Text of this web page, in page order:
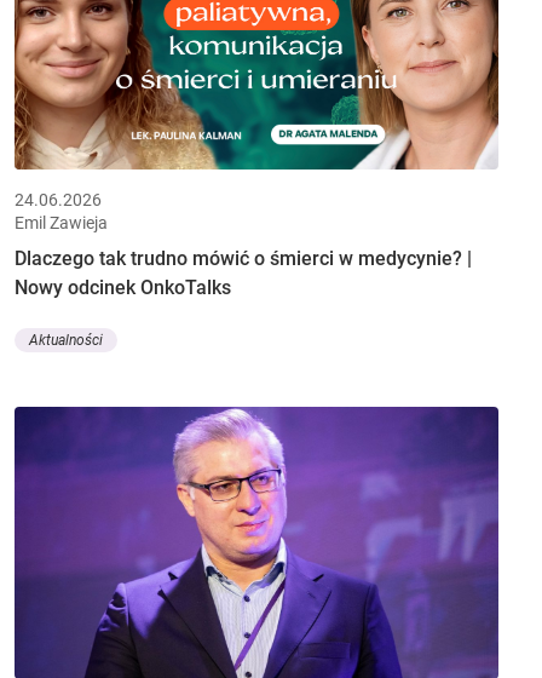
24.06.2026
Emil Zawieja
Dlaczego tak trudno mówić o śmierci w medycynie? |
Nowy odcinek OnkoTalks
Aktualności